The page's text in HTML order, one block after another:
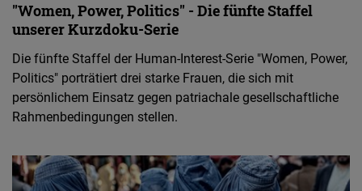
"Women, Power, Politics" - Die fünfte Staffel
unserer Kurzdoku-Serie
Die fünfte Staffel der Human-Interest-Serie "Women, Power,
Politics" porträtiert drei starke Frauen, die sich mit
persönlichem Einsatz gegen patriachale gesellschaftliche
Rahmenbedingungen stellen.